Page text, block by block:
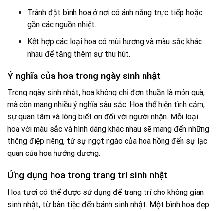
Tránh đặt bình hoa ở nơi có ánh nắng trực tiếp hoặc
gần các nguồn nhiệt.
Kết hợp các loại hoa có mùi hương và màu sắc khác
nhau để tăng thêm sự thu hút.
Ý nghĩa của hoa trong ngày sinh nhật
Trong ngày sinh nhật, hoa không chỉ đơn thuần là món quà,
mà còn mang nhiều ý nghĩa sâu sắc. Hoa thể hiện tình cảm,
sự quan tâm và lòng biết ơn đối với người nhận. Mỗi loại
hoa với màu sắc và hình dáng khác nhau sẽ mang đến những
thông điệp riêng, từ sự ngọt ngào của hoa hồng đến sự lạc
quan của hoa hướng dương.
Ứng dụng hoa trong trang trí sinh nhật
Hoa tươi có thể được sử dụng để trang trí cho không gian
sinh nhật, từ bàn tiệc đến bánh sinh nhật. Một bình hoa đẹp